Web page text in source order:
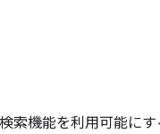
機能を利用可能にす